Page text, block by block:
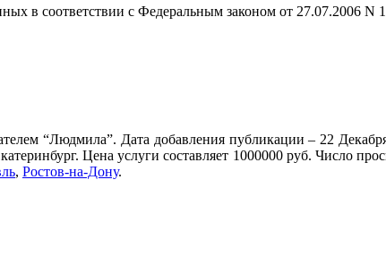
в соответствии с Федеральным законом от 27.07.2006 N
“Людмила”. Дата добавления публикации – 22
Цена услуги составляет 1000000 руб. Число
, Ростов-на-Дону.